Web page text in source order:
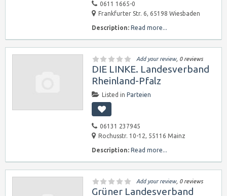
0611 1665-0
Frankfurter Str. 6, 65198 Wiesbaden
Description: Read more...
Add your review, 0 reviews
DIE LINKE. Landesverband
Rheinland-Pfalz
Listed in Parteien
06131 237945
Rochusstr. 10-12, 55116 Mainz
Description: Read more...
Add your review, 0 reviews
Grüner Landesverband